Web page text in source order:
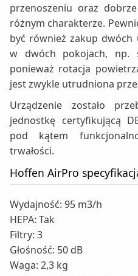
przenoszeniu oraz
różnym charakterze.
być również zakup
w dwóch pokojach, np.
ponieważ rotacja
jest zwykle utrudniona
Urządzenie zostało
jednostkę certyfikującą
pod kątem
trwałości.
Hoffen AirPro
Wydajność: 95 m3/h
HEPA: Tak
Filtry: 3
Głośność: 50 dB
Waga: 2,3 kg